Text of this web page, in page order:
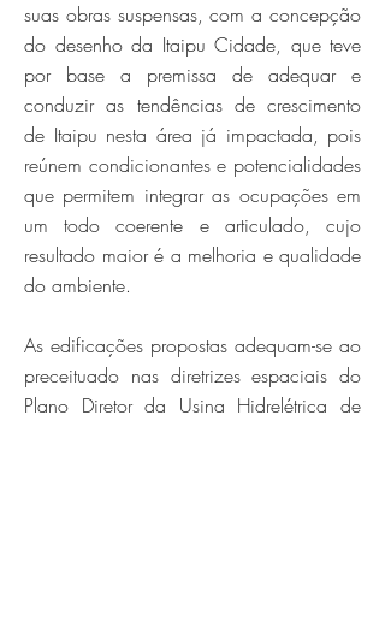
suas obras suspensas, com a concepção
do desenho da Itaipu Cidade, que teve
por base a premissa de adequar e
conduzir as tendências de crescimento
de Itaipu nesta área já impactada, pois
reúnem condicionantes e potencialidades
que permitem integrar as ocupações em
um todo coerente e articulado, cujo
resultado maior é a melhoria e qualidade
do ambiente.
As edificações propostas adequam-se ao
preceituado nas diretrizes espaciais do
Plano Diretor da Usina Hidrelétrica de